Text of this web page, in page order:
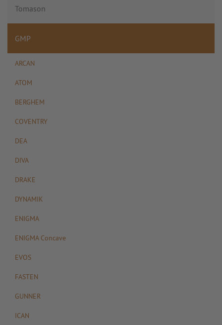
Tomason
GMP
ARCAN
ATOM
BERGHEM
COVENTRY
DEA
DIVA
DRAKE
DYNAMIK
ENIGMA
ENIGMA Concave
EVOS
FASTEN
GUNNER
ICAN